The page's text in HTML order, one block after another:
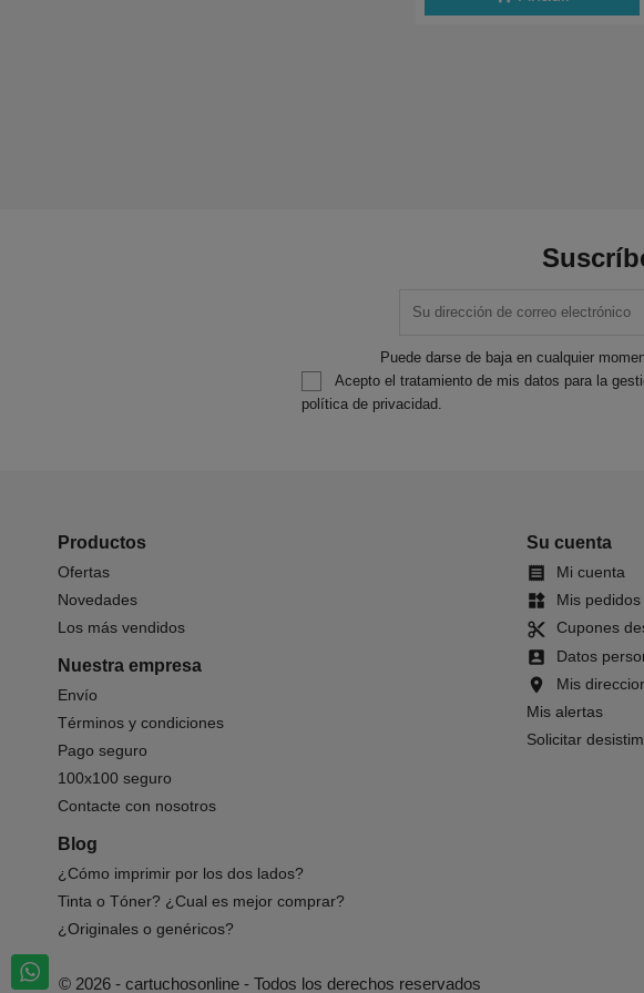
Puede darse de baja en cualquier
Acepto el tratamiento de mis datos para la
política de privacidad.
Productos
Ofertas
Novedades
Los más vendidos
Nuestra empresa
Envío
Términos y condiciones
Pago seguro
100x100 seguro
Contacte con nosotros
Blog
¿Cómo imprimir por los dos lados?
Tinta o Tóner? ¿Cual es mejor comprar?
¿Originales o genéricos?
Su cuenta
 Mi cuenta
widgets Mis pedidos
content_cut Cupones
account_box Datos
location_on
Mis
Mis alertas
Solicitar
© 2026 - cartuchosonline - Todos los derechos reservados